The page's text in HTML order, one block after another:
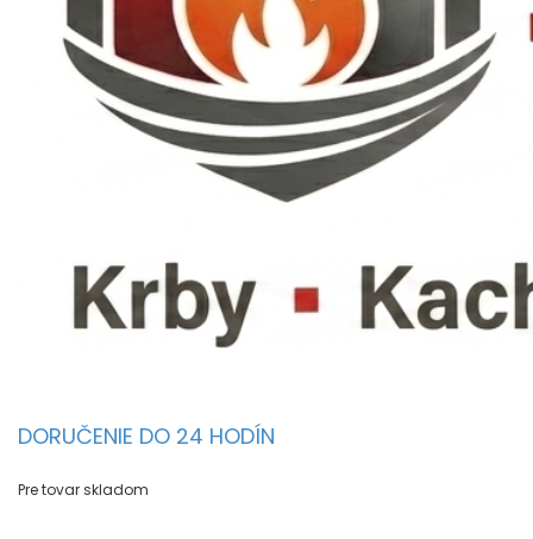
DORUČENIE DO 24 HODÍN
Pre tovar skladom